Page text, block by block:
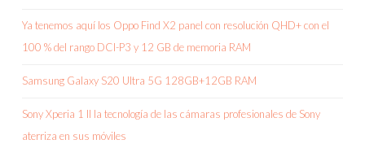
Ya tenemos aquí los Oppo Find X2 panel con resolución QHD+ con el
100 % del rango DCI-P3 y 12 GB de memoria RAM
Samsung Galaxy S20 Ultra 5G 128GB+12GB RAM
Sony Xperia 1 II la tecnología de las cámaras profesionales de Sony
aterriza en sus móviles